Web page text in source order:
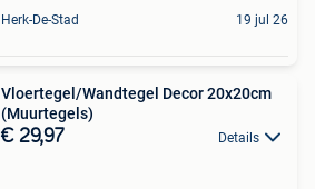
Herk-De-Stad 19 jul 26
Vloertegel/Wandtegel Decor 20x20cm
(Muurtegels)
€ 29,97 Details